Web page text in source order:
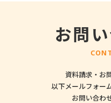
お問
資料請求・お
以下メールフォー
お問い合わ